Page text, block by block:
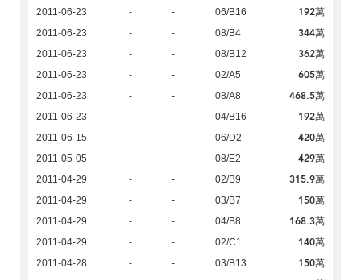
2011-06-23 - - 06/B16 192萬
2011-06-23 - - 08/B4 344萬
2011-06-23 - - 08/B12 362萬
2011-06-23 - - 02/A5 605萬
2011-06-23 - - 08/A8 468.5萬
2011-06-23 - - 04/B16 192萬
2011-06-15 - - 06/D2 420萬
2011-05-05 - - 08/E2 429萬
2011-04-29 - - 02/B9 315.9萬
2011-04-29 - - 03/B7 150萬
2011-04-29 - - 04/B8 168.3萬
2011-04-29 - - 02/C1 140萬
2011-04-28 - - 03/B13 150萬